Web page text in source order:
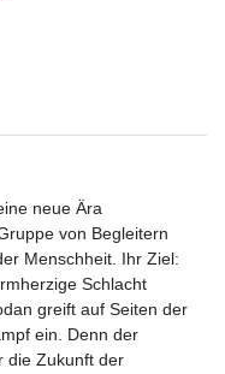
neue Ära
von Begleitern
Menschheit. Ihr Ziel:
Schlacht
greift auf Seiten der
ein. Denn der
die Zukunft der